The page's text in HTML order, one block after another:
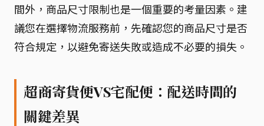
間外，商品尺寸限制也是一個重要的考量因素。建
議您在選擇物流服務前，先確認您的商品尺寸是否
符合規定，以避免寄送失敗或造成不必要的損失。
超商寄貨便VS宅配便：配送時間的
關鍵差異